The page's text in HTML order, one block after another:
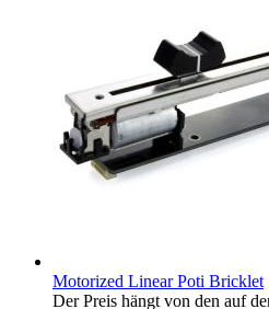
Motorized Linear Poti Bricklet
Der Preis hängt von den auf